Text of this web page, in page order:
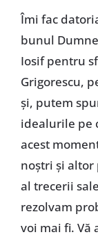
Îmi fac
bunul
Iosif pentru
Grigorescu,
și, putem
idealurile pe
acest
noștri și altor
al trecerii
rezolvam
voi mai fi. Vă